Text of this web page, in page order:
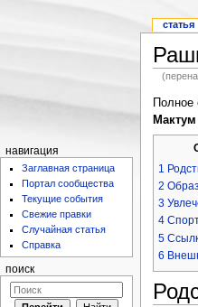
Полное
Мактум
1
2
3
4
5
6
статья
навигация
Заглавная страница
Портал сообщества
Текущие события
Свежие правки
Случайная статья
Справка
поиск